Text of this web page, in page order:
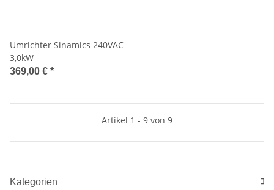
Umrichter Sinamics 240VAC
3,0kW
369,00 € *
Artikel 1 - 9 von 9
Kategorien